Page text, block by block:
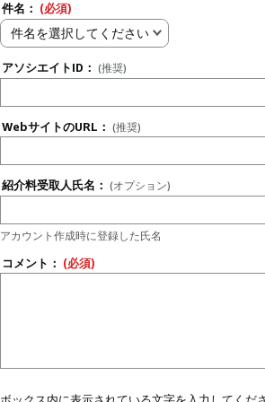
件名： (必須)
件名を選択してください
アソシエイトID： (推奨)
WebサイトのURL： (推奨)
紹介料受取人氏名： (オプション)
アカウント作成時に登録した氏名
コメント： (必須)